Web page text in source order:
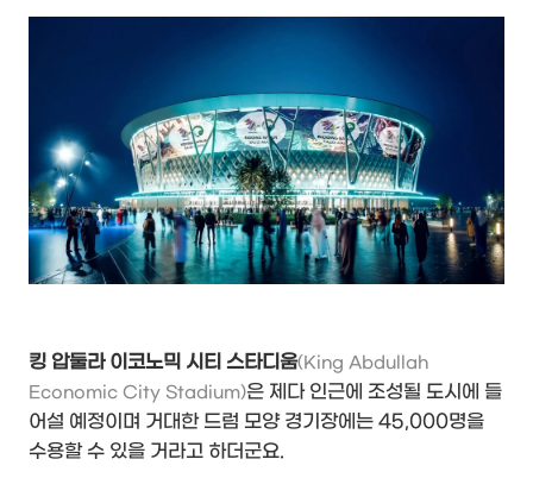
킹 압둘라 이코노믹 시티 스타디움(King Abdullah
Economic City Stadium)은 제다 인근에 조성될 도시에 들
어설 예정이며 거대한 드럼 모양 경기장에는 45,000명을
수용할 수 있을 거라고 하더군요.